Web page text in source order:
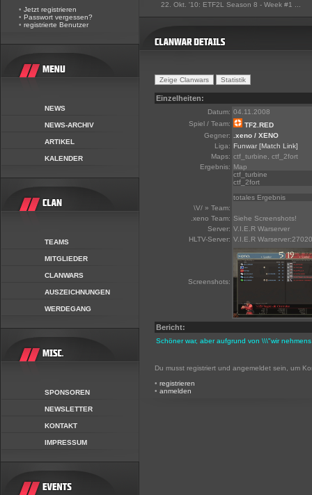
• Jetzt registrieren
• Passwort vergessen?
• registrierte Benutzer
NEWS
NEWS-ARCHIV
ARTIKEL
KALENDER
TEAMS
MITGLIEDER
CLANWARS
AUSZEICHNUNGEN
WERDEGANG
SPONSOREN
NEWSLETTER
KONTAKT
IMPRESSUM
22. Okt. '10: ETF2L Season 8 - Week #1 ...
Einzelheiten:
Datum: 04.11.2008
Spiel / Team:
TF2.RED
Gegner:
.xeno / XENO
Liga: Funwar [Match Link]
Maps: ctf_turbine, ctf_2fort
Ergebnis: Map
ctf_turbine
ctf_2fort
totales Ergebnis
\V/ » Team:
.xeno Team: Siehe Screenshots!
Server: V.I.E.R Warserver
HLTV-Server: V.I.E.R Warserver:27020
Screenshots:
Bericht:
Schöner war, aber aufgrund von \\\"wir
Du musst registriert und angemeldet sein, um
• registrieren
• anmelden